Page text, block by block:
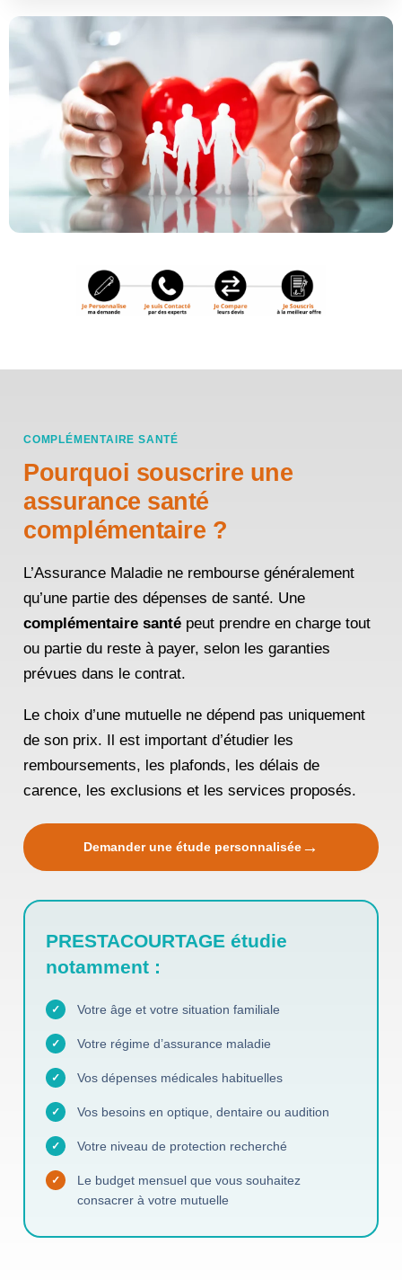
COMPLÉMENTAIRE SANTÉ
Pourquoi souscrire une
assurance santé
complémentaire ?
L’Assurance Maladie ne rembourse généralement
qu’une partie des dépenses de santé. Une
complémentaire santé peut prendre en charge tout
ou partie du reste à payer, selon les garanties
prévues dans le contrat.
Le choix d’une mutuelle ne dépend pas uniquement
de son prix. Il est important d’étudier les
remboursements, les plafonds, les délais de
carence, les exclusions et les services proposés.
Demander une étude personnalisée→
PRESTACOURTAGE étudie
notamment :
✓ Votre âge et votre situation familiale
✓ Votre régime d’assurance maladie
✓ Vos dépenses médicales habituelles
✓ Vos besoins en optique, dentaire ou audition
✓ Votre niveau de protection recherché
✓
Le budget mensuel que vous souhaitez
consacrer à votre mutuelle